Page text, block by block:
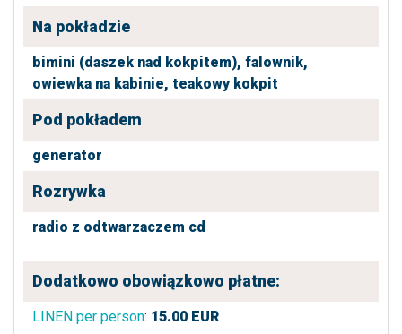
Na pokładzie
bimini (daszek nad kokpitem), falownik,
owiewka na kabinie, teakowy kokpit
Pod pokładem
generator
Rozrywka
radio z odtwarzaczem cd
Dodatkowo obowiązkowo płatne:
LINEN per person: 15.00 EUR